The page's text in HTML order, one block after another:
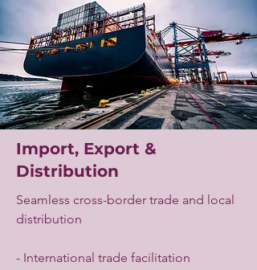
Import, Export &
Distribution
Seamless cross-border trade and local
distribution
- International trade facilitation